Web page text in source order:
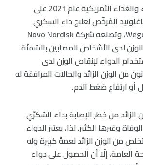
وافقت إدارة الدواء والغذاء الأمريكية عام 2021 على
المُرخّص لعلاج داء السكري
واسمه التجاري Wegovy، وتصنعه شركة Novo Nordisk
لدى الأشخاص المصابين بالسُمنّة.
الدواء لإنقاص الوزن لدى
من الوزن الزائد والحالات المرافقة له
أو ارتفاع ضغط الدم.
الزائد من خطر الإصابة بداء السُكرّي
وغيرها الكثير. لذا، يعتبر الدواء
من الوزن الزائد نعمةً كبيرة وله
العامة، إلّا أن الحصول على دواء